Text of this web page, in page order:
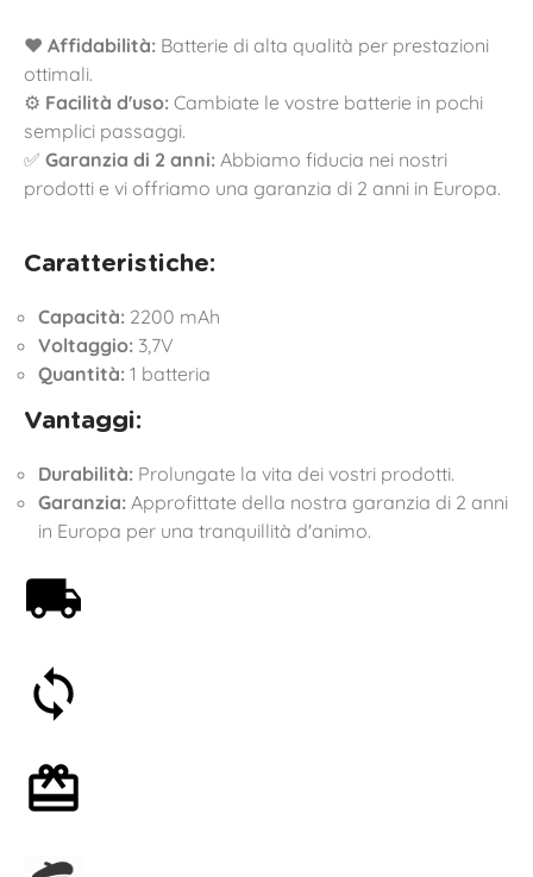
❤️ Affidabilità: Batterie di alta qualità per prestazioni
ottimali.
⚙️ Facilità d'uso: Cambiate le vostre batterie in pochi
semplici passaggi.
✅ Garanzia di 2 anni: Abbiamo fiducia nei nostri
prodotti e vi offriamo una garanzia di 2 anni in Europa.
Caratteristiche:
Capacità: 2200 mAh
Voltaggio: 3,7V
Quantità: 1 batteria
Vantaggi:
Durabilità: Prolungate la vita dei vostri prodotti.
Garanzia: Approfittate della nostra garanzia di 2 anni
in Europa per una tranquillità d'animo.